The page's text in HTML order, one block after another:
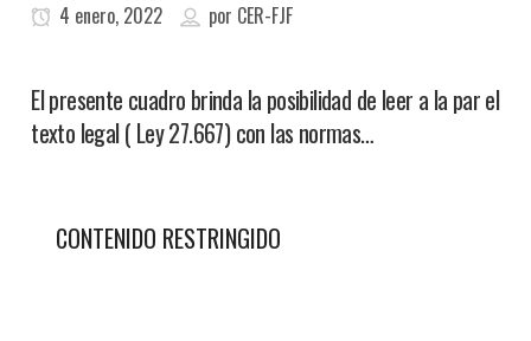
4 enero, 2022 por CER-FJF
El presente cuadro brinda la posibilidad de leer a la par el
texto legal ( Ley 27.667) con las normas…
CONTENIDO RESTRINGIDO